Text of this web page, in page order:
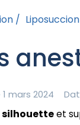
/
mars 2024
silhouetteet